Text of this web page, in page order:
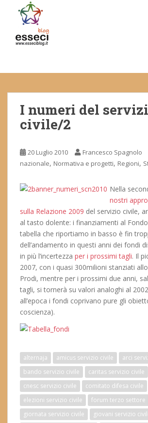
m
I numeri del
civile/2
20 Luglio 2010 Francesco Spagnolo
nazionale, Normativa e progetti, Regioni,
Nella
nostri
sulla Relazione 2009 del servizio civile,
al tasto dolente: i finanziamenti al
tabella che riportiamo in basso è fin
dell’andamento in questi anni dei fondi
in più l’incertezza per i prossimi tagli. Il
2007, con i quasi 300milioni stanziati
Prodi, mentre per i prossimi due anni,
tagli, si tornerà su valori analoghi al
all’epoca i fondi coprivano pure gli
coscienza).
alternaja amicus servizio civile
arci
bando servizio civile
caritas servizio civile
cnesc servizio civile
comitato difesa civile
elezioni servizio civile
forum terzo settore
giornata servizio civile
giovani servizio